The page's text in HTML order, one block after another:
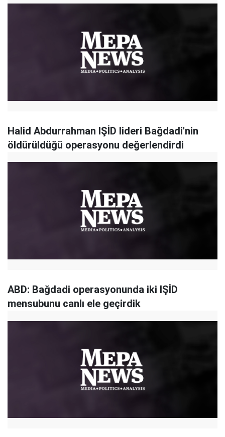
Halid Abdurrahman IŞİD lideri Bağdadi'nin
öldürüldüğü operasyonu değerlendirdi
ABD: Bağdadi operasyonunda iki IŞİD
mensubunu canlı ele geçirdik